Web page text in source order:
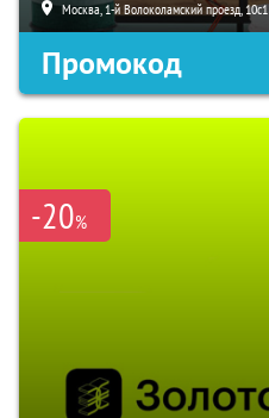
Москва, 1-й Волоколамский проезд, 10с1
Промокод
-20%